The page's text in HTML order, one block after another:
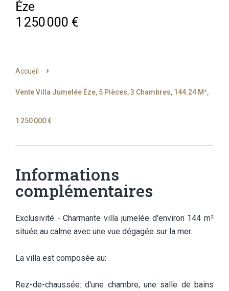
Èze
1 250 000 €
Accueil
Vente Villa Jumelée Èze, 5 Pièces, 3 Chambres, 144.24 M²,
1 250 000 €
Informations
complémentaires
Exclusivité - Charmante villa jumelée d'environ 144 m²
située au calme avec une vue dégagée sur la mer.
La villa est composée au:
Rez-de-chaussée: d'une chambre, une salle de bains